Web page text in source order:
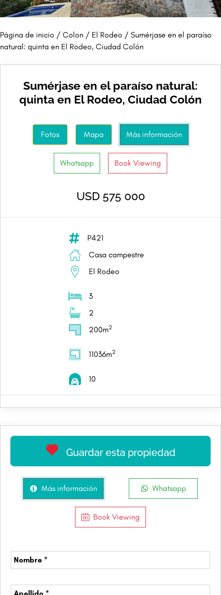
Página de inicio / Colon / El Rodeo / Sumérjase en el paraíso
natural: quinta en El Rodeo, Ciudad Colón
Sumérjase en el paraíso natural:
quinta en El Rodeo, Ciudad Colón
Fotos Mapa Más información
Whatsapp Book Viewing
USD 575 000
P421
Casa campestre
El Rodeo
3
2
200m2
11036m2
10
Guardar esta propiedad
Más información Whatsapp
Book Viewing